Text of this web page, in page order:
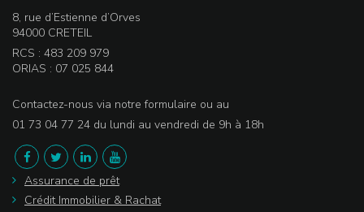
8, rue d’Estienne d’Orves
94000 CRETEIL
RCS : 483 209 979
ORIAS : 07 025 844
Contactez-nous via notre formulaire ou au
01 73 04 77 24 du lundi au vendredi de 9h à 18h
Assurance de prêt
Crédit Immobilier & Rachat